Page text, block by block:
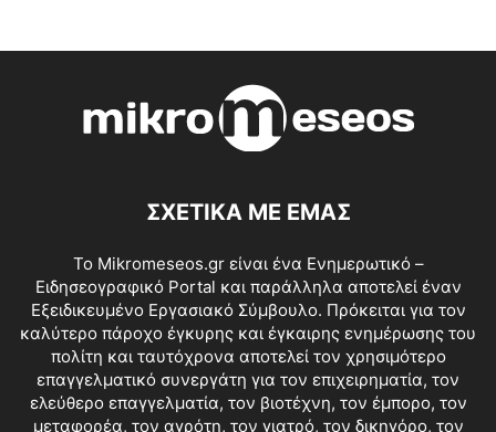
ΣΧΕΤΙΚΑ ΜΕ ΕΜΑΣ
Το Mikromeseos.gr είναι ένα Ενημερωτικό –
Ειδησεογραφικό Portal και παράλληλα αποτελεί έναν
Εξειδικευμένο Εργασιακό Σύμβουλο. Πρόκειται για τον
καλύτερο πάροχο έγκυρης και έγκαιρης ενημέρωσης του
πολίτη και ταυτόχρονα αποτελεί τον χρησιμότερο
επαγγελματικό συνεργάτη για τον επιχειρηματία, τον
ελεύθερο επαγγελματία, τον βιοτέχνη, τον έμπορο, τον
μεταφορέα, τον αγρότη, τον γιατρό, τον δικηγόρο, τον